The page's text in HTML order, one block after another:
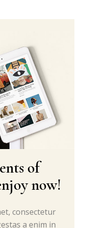
of
now!
consectetur
a enim in